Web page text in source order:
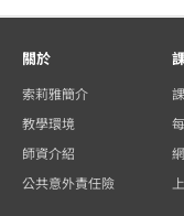
關於
索莉雅簡介
教學環境
師資介紹
公共意外責任險